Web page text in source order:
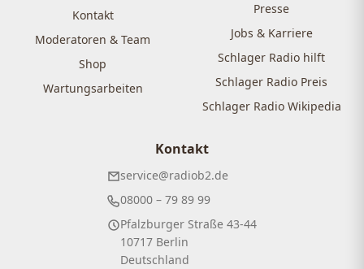
Kontakt
Moderatoren & Team
Shop
Wartungsarbeiten
Presse
Jobs & Karriere
Schlager Radio hilft
Schlager Radio Preis
Schlager Radio Wikipedia
Kontakt
service@radiob2.de
08000 – 79 89 99
Pfalzburger Straße 43-44
10717 Berlin
Deutschland